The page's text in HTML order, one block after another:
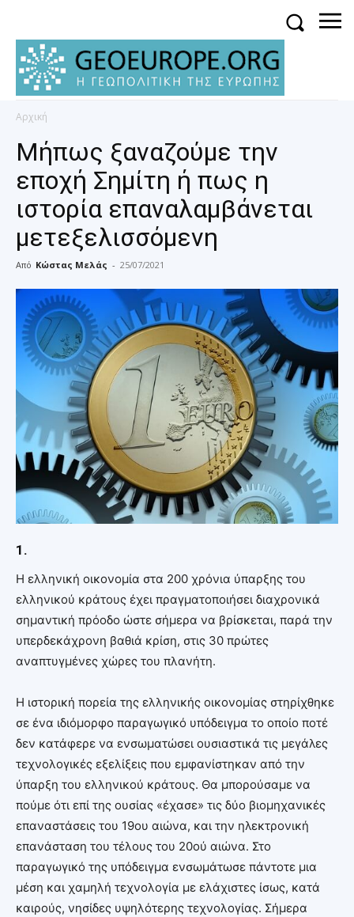
Αρχική
Μήπως ξαναζούμε την
εποχή Σημίτη ή πως η
ιστορία επαναλαμβάνεται
μετεξελισσόμενη
Από Κώστας Μελάς - 25/07/2021
1.
Η ελληνική οικονομία στα 200 χρόνια ύπαρξης του
ελληνικού κράτους έχει πραγματοποιήσει διαχρονικά
σημαντική πρόοδο ώστε σήμερα να βρίσκεται, παρά την
υπερδεκάχρονη βαθιά κρίση, στις 30 πρώτες
αναπτυγμένες χώρες του πλανήτη.
Η ιστορική πορεία της ελληνικής οικονομίας στηρίχθηκε
σε ένα ιδιόμορφο παραγωγικό υπόδειγμα το οποίο ποτέ
δεν κατάφερε να ενσωματώσει ουσιαστικά τις μεγάλες
τεχνολογικές εξελίξεις που εμφανίστηκαν από την
ύπαρξη του ελληνικού κράτους. Θα μπορούσαμε να
πούμε ότι επί της ουσίας «έχασε» τις δύο βιομηχανικές
επαναστάσεις του 19ου αιώνα, και την ηλεκτρονική
επανάσταση του τέλους του 20ού αιώνα. Στο
παραγωγικό της υπόδειγμα ενσωμάτωσε πάντοτε μια
μέση και χαμηλή τεχνολογία με ελάχιστες ίσως, κατά
καιρούς, νησίδες υψηλότερης τεχνολογίας. Σήμερα